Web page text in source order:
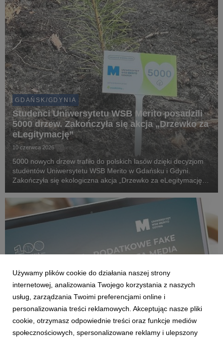
GDAŃSK/GDYNIA
Studenci Uniwersytetu WSB Merito posadzili
5000 drzew. Zakończyła się akcja „Drzewko za
eLegitymację”
10 czerwca 2026
5000 nowych drzew trafiło do polskich lasów dzięki decyzjom
studentów Uniwersytetu WSB Merito w Gdańsku i Gdyni.
Zakończyła się ekologiczna akcja „Drzewko za eLegitymację”,
wsparciem środowiska naturalnego.
GDAŃSK/GDYNIA
Używamy plików cookie do działania naszej strony
internetowej, analizowania Twojego korzystania z naszych
usług, zarządzania Twoimi preferencjami online i
personalizowania treści reklamowych. Akceptując nasze pliki
cookie, otrzymasz odpowiednie treści oraz funkcje mediów
społecznościowych, spersonalizowane reklamy i ulepszony